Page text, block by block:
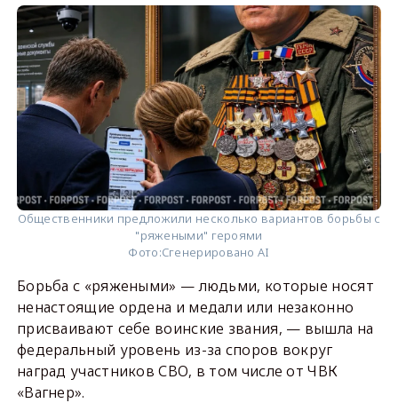
Общественники предложили несколько вариантов борьбы с
"ряжеными" героями
Фото:Сгенерировано AI
Борьба с «ряжеными» — людьми, которые носят
ненастоящие ордена и медали или незаконно
присваивают себе воинские звания, — вышла на
федеральный уровень из-за споров вокруг
наград участников СВО, в том числе от ЧВК
«Вагнер».